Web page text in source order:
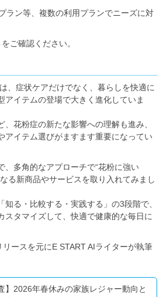
ラン等、複数の利用プランでニーズに対
をご確認ください。
、症状ケアだけでなく、暮らしを快適に
アイテムの登場で大きく進化していま
、花粉症の新たな影響への理解も進み、
アイテム選びがますます重要になってい
、多角的なアプローチで“花粉に強い
る新商品やサービスを取り入れてみまし
る・比較する・実践する」の3段階で、
スタマイズして、快適で健康的な毎日に
ースを元にE START AIライターが執筆
】2026年春休みの家族レジャー動向と